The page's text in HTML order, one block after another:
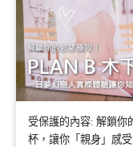
受保護的內容: 解鎖你
杯，讓你「親身」感